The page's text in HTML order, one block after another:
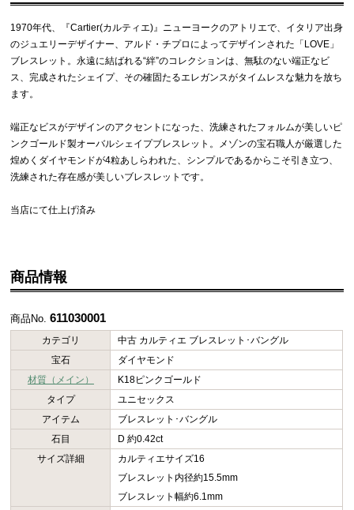
1970年代、『Cartier(カルティエ)』ニューヨークのアトリエで、イタリア出身
のジュエリーデザイナー、アルド・チプロによってデザインされた「LOVE」
ブレスレット。永遠に結ばれる“絆”のコレクションは、無駄のない端正なビ
ス、完成されたシェイプ、その確固たるエレガンスがタイムレスな魅力を放ち
ます。
端正なビスがデザインのアクセントになった、洗練されたフォルムが美しいピ
ンクゴールド製オーバルシェイプブレスレット。メゾンの宝石職人が厳選した
煌めくダイヤモンドが4粒あしらわれた、シンプルであるからこそ引き立つ、
洗練された存在感が美しいブレスレットです。
当店にて仕上げ済み
商品情報
商品No.611030001
カテゴリ
中古 カルティエ ブレスレット･バングル
宝石
ダイヤモンド
材質（メイン）
K18ピンクゴールド
タイプ
ユニセックス
アイテム
ブレスレット･バングル
石目
D 約0.42ct
サイズ詳細
カルティエサイズ16
ブレスレット内径約15.5mm
ブレスレット幅約6.1mm